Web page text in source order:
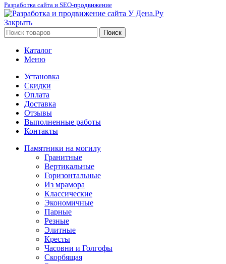
Разработка сайта и SEO-продвижение
Закрыть
Поиск
Каталог
Меню
Установка
Скидки
Оплата
Доставка
Отзывы
Выполненные работы
Контакты
Памятники на могилу
Гранитные
Вертикальные
Горизонтальные
Из мрамора
Классические
Экономичные
Парные
Резные
Элитные
Кресты
Часовни и Голгофы
Скорбящая